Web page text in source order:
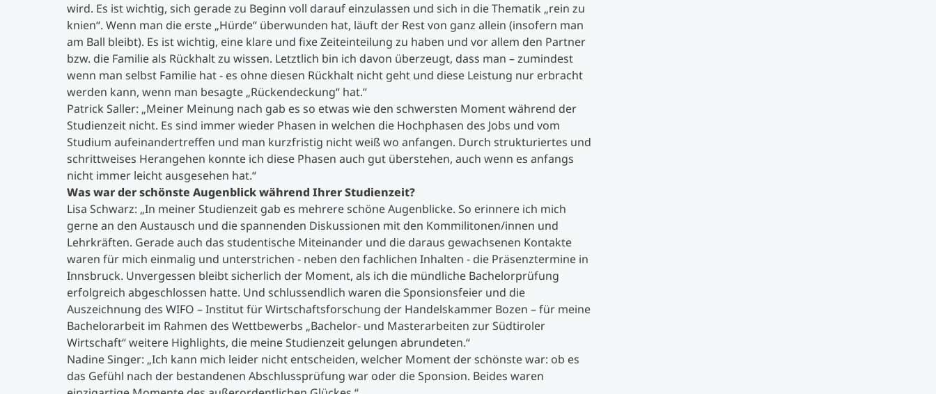
wird. Es ist wichtig, sich gerade zu Beginn voll darauf einzulassen und sich in die Thematik „rein zu
knien“. Wenn man die erste „Hürde“ überwunden hat, läuft der Rest von ganz allein (insofern man
am Ball bleibt). Es ist wichtig, eine klare und fixe Zeiteinteilung zu haben und vor allem den Partner
bzw. die Familie als Rückhalt zu wissen. Letztlich bin ich davon überzeugt, dass man – zumindest
wenn man selbst Familie hat - es ohne diesen Rückhalt nicht geht und diese Leistung nur erbracht
werden kann, wenn man besagte „Rückendeckung“ hat.“
Patrick Saller: „Meiner Meinung nach gab es so etwas wie den schwersten Moment während der
Studienzeit nicht. Es sind immer wieder Phasen in welchen die Hochphasen des Jobs und vom
Studium aufeinandertreffen und man kurzfristig nicht weiß wo anfangen. Durch strukturiertes und
schrittweises Herangehen konnte ich diese Phasen auch gut überstehen, auch wenn es anfangs
nicht immer leicht ausgesehen hat.“
Was war der schönste Augenblick während Ihrer Studienzeit?
Lisa Schwarz: „In meiner Studienzeit gab es mehrere schöne Augenblicke. So erinnere ich mich
gerne an den Austausch und die spannenden Diskussionen mit den Kommilitonen/innen und
Lehrkräften. Gerade auch das studentische Miteinander und die daraus gewachsenen Kontakte
waren für mich einmalig und unterstrichen - neben den fachlichen Inhalten - die Präsenztermine in
Innsbruck. Unvergessen bleibt sicherlich der Moment, als ich die mündliche Bachelorprüfung
erfolgreich abgeschlossen hatte. Und schlussendlich waren die Sponsionsfeier und die
Auszeichnung des WIFO – Institut für Wirtschaftsforschung der Handelskammer Bozen – für meine
Bachelorarbeit im Rahmen des Wettbewerbs „Bachelor- und Masterarbeiten zur Südtiroler
Wirtschaft“ weitere Highlights, die meine Studienzeit gelungen abrundeten.“
Nadine Singer: „Ich kann mich leider nicht entscheiden, welcher Moment der schönste war: ob es
das Gefühl nach der bestandenen Abschlussprüfung war oder die Sponsion. Beides waren